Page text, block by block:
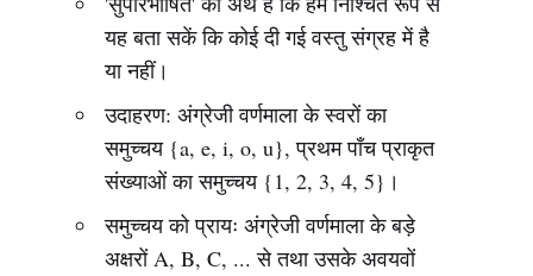
यह बता सकें कि कोई दी गई वस्तु संग्रह में है
या नहीं।
उदाहरण: अंग्रेजी वर्णमाला के स्वरों का
समुच्चय {a, e, i, o, u}, प्रथम पाँच प्राकृत
संख्याओं का समुच्चय {1, 2, 3, 4, 5}।
समुच्चय को प्रायः अंग्रेजी वर्णमाला के बड़े
अक्षरों A, B, C, ... से तथा उसके अवयवों